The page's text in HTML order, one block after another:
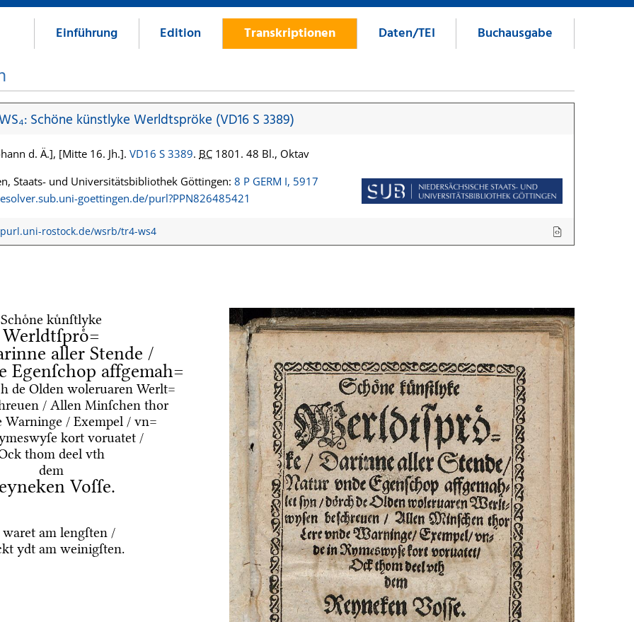
Einführung Edition Transkriptionen Daten/TEI Buchausgabe
Schöne künstlyke Werldtspröke (VD16 S 3389)
d. Ä.], [Mitte 16. Jh.]. VD16 S 3389. BC 1801. 48 Bl., Oktav
Staats- und Universitätsbibliothek Göttingen: 8 P GERM I, 5917
goettingen.de/purl?PPN826485421
rostock.de/wsrb/tr4-ws4
Schoͤne kuͤnſtlyke
Werldtſproͤ=
aller Stende /
Egenſchop affgemah=
de Olden woleruaren Werlt=
/ Allen Minſchen thor
Warninge / Exempel / vn=
kort voruatet /
thom deel vth
dem
Voſſe.
am lengſten /
ydt am weinigſten.